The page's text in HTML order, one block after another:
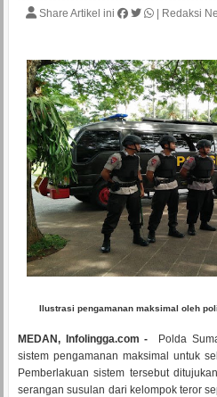
Share Artikel ini Redaksi
Ilustrasi pengamanan maksimal oleh
MEDAN, Infolingga.com -
Polda
sistem pengamanan maksimal untuk
Pemberlakuan sistem tersebut
serangan susulan dari kelompok teror